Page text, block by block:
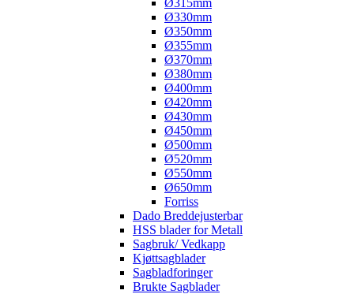
Ø315mm
Ø330mm
Ø350mm
Ø355mm
Ø370mm
Ø380mm
Ø400mm
Ø420mm
Ø430mm
Ø450mm
Ø500mm
Ø520mm
Ø550mm
Ø650mm
Forriss
Dado Breddejusterbar
HSS blader for Metall
Sagbruk/ Vedkapp
Kjøttsagblader
Sagbladforinger
Brukte Sagblader